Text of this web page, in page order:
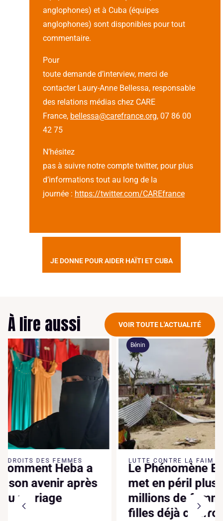
anglophones) et à Cuba (équipes
anglophones) sont disponibles pour tout
commentaire.
Pour
toute demande d’interview, merci de
contacter Laury-Anne Bellessa, responsable
des relations médias chez CARE
France, bellessa@carefrance.org, 07 86 00
42 75
N’hésitez
pas à suivre notre compte twitter, pour plus
d’informations tout au long de la
journée : https://twitter.com/CAREfrance
JE DONNE POUR AIDER HAÏTI ET CUBA
À lire aussi VOIR TOUTE L'ACTUALITÉ
Bénin
LUTTE CONTRE LA FAIM
Le Phénomène El Niño
met en péril plus de 170
millions de femmes et de
filles déjà confrontées à la
LUTTE